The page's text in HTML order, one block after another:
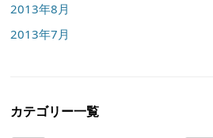
2013年8月
2013年7月
カテゴリー一覧